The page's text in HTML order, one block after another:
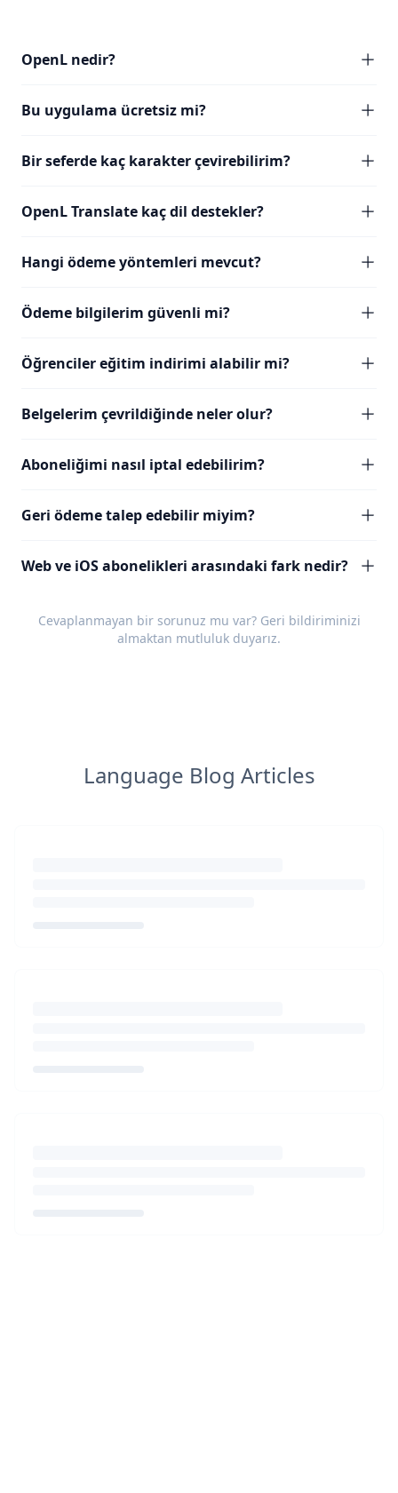
OpenL nedir?
Bu uygulama ücretsiz mi?
Bir seferde kaç karakter çevirebilirim?
OpenL Translate kaç dil destekler?
Hangi ödeme yöntemleri mevcut?
Ödeme bilgilerim güvenli mi?
Öğrenciler eğitim indirimi alabilir mi?
Belgelerim çevrildiğinde neler olur?
Aboneliğimi nasıl iptal edebilirim?
Geri ödeme talep edebilir miyim?
Web ve iOS abonelikleri arasındaki fark nedir?
Cevaplanmayan bir sorunuz mu var? Geri bildiriminizi
almaktan mutluluk duyarız.
Language Blog Articles